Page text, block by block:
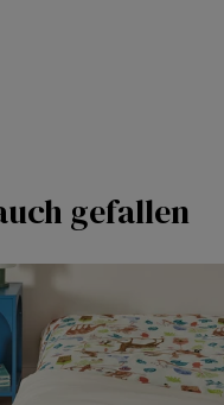
gefallen